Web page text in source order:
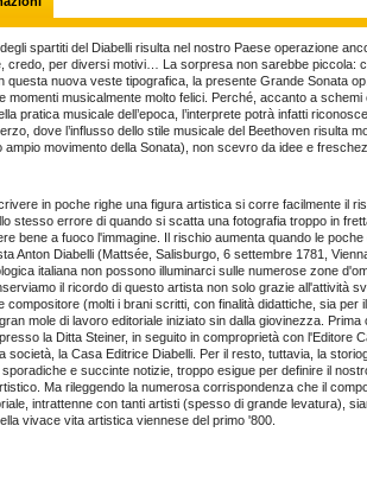
degli spartiti del Diabelli risulta nel nostro Paese operazione
credo, per diversi motivi… La sorpresa non sarebbe piccola:
questa nuova veste tipografica, la presente Grande Sonata
momenti musicalmente molto felici. Perché, accanto a schemi
pratica musicale dell’epoca, l’interprete potrà infatti
dove l’influsso dello stile musicale del Beethoven risulta
ampio movimento della Sonata), non scevro da idee e
in poche righe una figura artistica si corre facilmente il
stesso errore di quando si scatta una fotografia troppo in
bene a fuoco l'immagine. Il rischio aumenta quando le
Anton Diabelli (Mattsée, Salisburgo, 6 settembre 1781,
italiana non possono illuminarci sulle numerose zone
il ricordo di questo artista non solo grazie all'attività
compositore (molti i brani scritti, con finalità didattiche, sia per
mole di lavoro editoriale iniziato sin dalla giovinezza. Prima
la Ditta Steiner, in seguito in comproprietà con l'Editore
società, la Casa Editrice Diabelli. Per il resto, tuttavia, la
e succinte notizie, troppo esigue per definire il
Ma rileggendo la numerosa corrispondenza che il
intrattenne con tanti artisti (spesso di grande levatura),
vivace vita artistica viennese del primo '800.